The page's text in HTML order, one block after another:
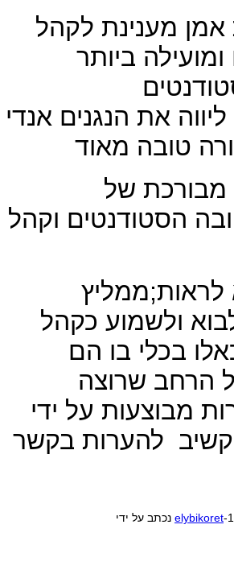
אמן מענינת לקהל
ביותר
את הנגנים אנדי
מבורכת של
הסטודנטים וקהל
לראות;ממליץ
ולשמוע כקהל
בכלי בו הם
הרחב שרוצה
להערות בקשר
elybikoret